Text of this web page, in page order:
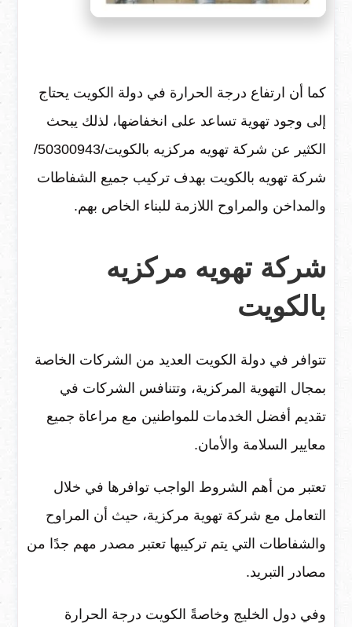
كما أن ارتفاع درجة الحرارة في دولة الكويت يحتاج
إلى وجود تهوية تساعد على انخفاضها، لذلك يبحث
الكثير عن شركة تهويه مركزيه بالكويت/50300943/
شركة تهويه بالكويت بهدف تركيب جميع الشفاطات
والمداخن والمراوح اللازمة للبناء الخاص بهم.
شركة تهويه مركزيه
بالكويت
تتوافر في دولة الكويت العديد من الشركات الخاصة
بمجال التهوية المركزية، وتتنافس الشركات في
تقديم أفضل الخدمات للمواطنين مع مراعاة جميع
معايير السلامة والأمان.
تعتبر من أهم الشروط الواجب توافرها في خلال
التعامل مع شركة تهوية مركزية، حيث أن المراوح
والشفاطات التي يتم تركيبها تعتبر مصدر مهم جدًا من
مصادر التبريد.
وفي دول الخليج وخاصةً الكويت درجة الحرارة